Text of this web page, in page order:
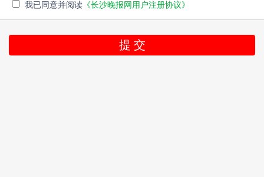
我已同意并阅读 《长沙晚报网用户注册协议》
提 交